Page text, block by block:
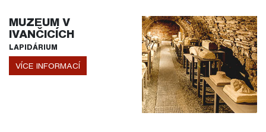
MUZEUM V
IVANČICÍCH
LAPIDÁRIUM
VÍCE INFORMACÍ